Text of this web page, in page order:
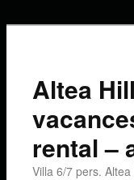
Altea
rental –
Villa 6/7 pers.